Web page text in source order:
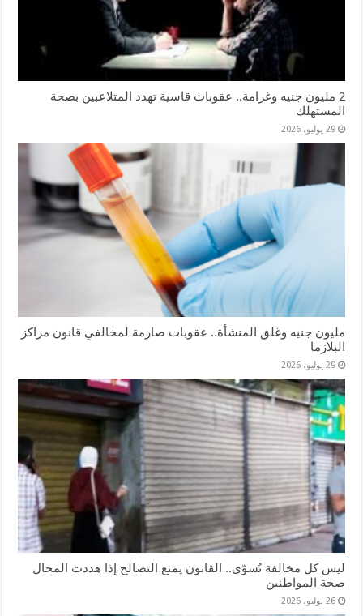
2 مليون جنيه وغرامة.. عقوبات قاسية تهدد المتلاعبين بصحة
المستهلك
29 يوليو، 2026
مليون جنيه وغلق المنشأة.. عقوبات صارمة لمخالفي قانون مراكز
البلازما
29 يوليو، 2026
ليس كل مخالفة تُسوّى.. القانون يمنع التصالح إذا هددت المحال
صحة المواطنين
26 يوليو، 2026